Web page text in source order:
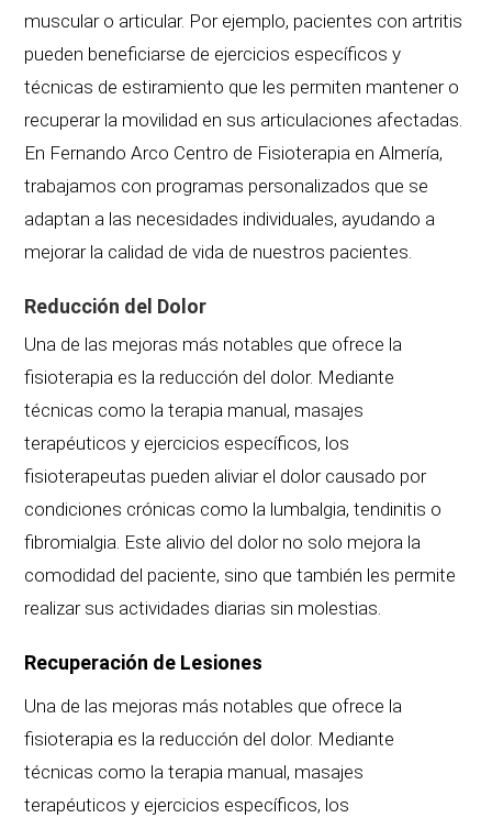
muscular o articular. Por ejemplo, pacientes con artritis
pueden beneficiarse de ejercicios específicos y
técnicas de estiramiento que les permiten mantener o
recuperar la movilidad en sus articulaciones afectadas.
En Fernando Arco Centro de Fisioterapia en Almería,
trabajamos con programas personalizados que se
adaptan a las necesidades individuales, ayudando a
mejorar la calidad de vida de nuestros pacientes.
Reducción del Dolor
Una de las mejoras más notables que ofrece la
fisioterapia es la reducción del dolor. Mediante
técnicas como la terapia manual, masajes
terapéuticos y ejercicios específicos, los
fisioterapeutas pueden aliviar el dolor causado por
condiciones crónicas como la lumbalgia, tendinitis o
fibromialgia. Este alivio del dolor no solo mejora la
comodidad del paciente, sino que también les permite
realizar sus actividades diarias sin molestias.
Recuperación de Lesiones
Una de las mejoras más notables que ofrece la
fisioterapia es la reducción del dolor. Mediante
técnicas como la terapia manual, masajes
terapéuticos y ejercicios específicos, los